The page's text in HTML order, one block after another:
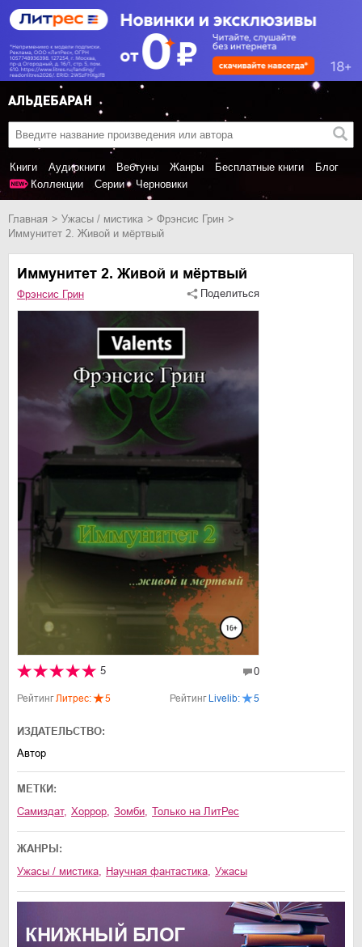
Книги Аудиокниги Вебтуны Жанры Бесплатные книги
Блог
Коллекции
Серии Черновики
Главная ужасы / мистика
Фрэнсис Грин
Иммунитет 2. Живой и мёртвый
Иммунитет 2. Живой и мёртвый
Фрэнсис Грин Поделиться
5 0
РейтингЛитрес: 5 Рейтинг Livelib: 5
ИЗДАТЕЛЬСТВО:
Автор
МЕТКИ:
Самиздат, хоррор, зомби, только на ЛитРес
ЖАНРЫ:
ужасы / мистика, научная фантастика, ужасы
КНИЖНЫЙ БЛОГ